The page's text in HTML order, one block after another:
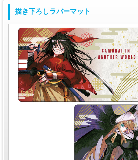
描き下ろしラバーマット